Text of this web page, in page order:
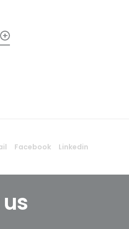
+
Facebook Linkedin